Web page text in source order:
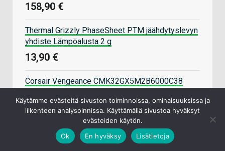
158,90 €
Thermal Grizzly PhaseSheet PTM jäähdytyslevyn
yhdiste Lämpöalusta 2 g
13,90 €
Corsair Vengeance CMK32GX5M2B6000C38
479,90 €
Kingston Technology FURY Beast muistimoduuli
32 GB 2 x 16 GB DDR5
Käytämme evästeitä sivuston toiminnoissa, ominaisuuksissa ja
liikenteen analysoinnissa. Käyttämällä sivustoa hyväksyt
evästeiden käytön.
Ok
En hyväksy Lisätietoja